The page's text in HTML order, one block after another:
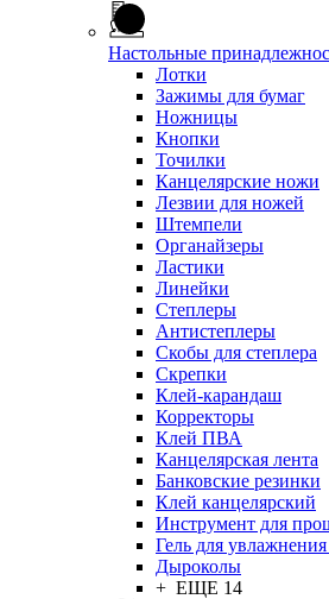
Настольные
Лотки
Зажимы для бумаг
Ножницы
Кнопки
Точилки
Канцелярские ножи
Лезвии для ножей
Штемпели
Органайзеры
Ластики
Линейки
Степлеры
Антистеплеры
Скобы для степлера
Скрепки
Клей-карандаш
Корректоры
Клей ПВА
Канцелярская лента
Банковские резинки
Клей канцелярский
Инструмент для
Гель для
Дыроколы
+ ЕЩЕ 14